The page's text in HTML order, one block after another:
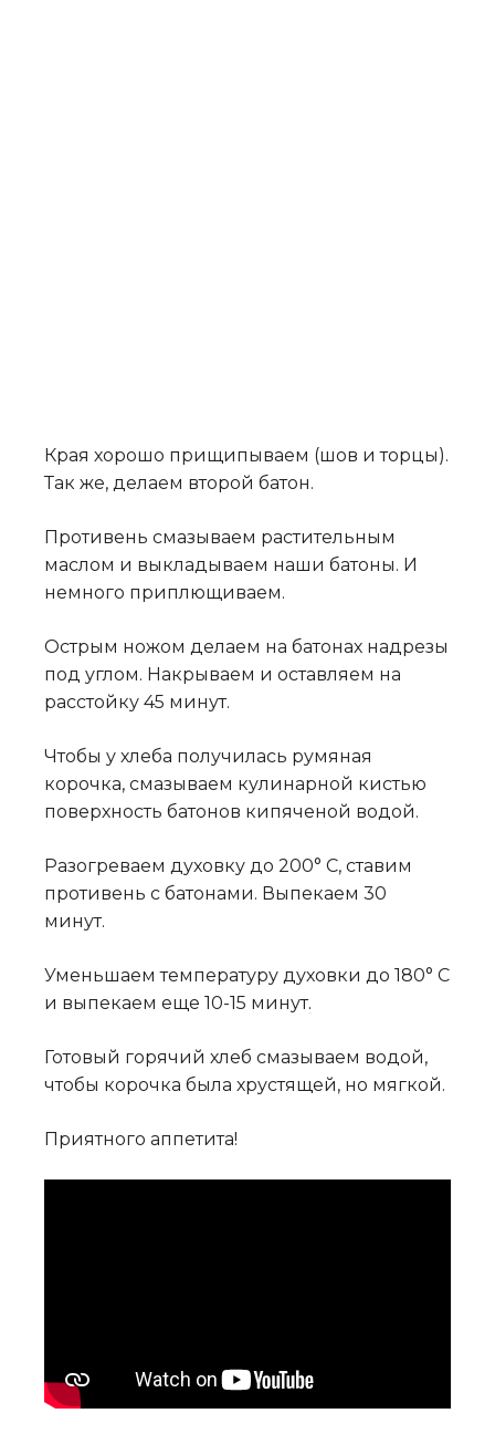
Края хорошо прищипываем (шов и торцы).
Так же, делаем второй батон.
Противень смазываем растительным
маслом и выкладываем наши батоны. И
немного приплющиваем.
Острым ножом делаем на батонах надрезы
под углом. Накрываем и оставляем на
расстойку 45 минут.
Чтобы у хлеба получилась румяная
корочка, смазываем кулинарной кистью
поверхность батонов кипяченой водой.
Разогреваем духовку до 200° C, ставим
противень с батонами. Выпекаем 30
минут.
Уменьшаем температуру духовки до 180° C
и выпекаем еще 10-15 минут.
Готовый горячий хлеб смазываем водой,
чтобы корочка была хрустящей, но мягкой.
Приятного аппетита!